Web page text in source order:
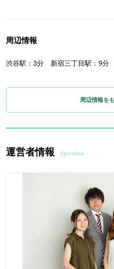
周辺情報
渋谷駅：3分 新宿三丁目駅：9分
周辺情報を
運営者情報 Operation